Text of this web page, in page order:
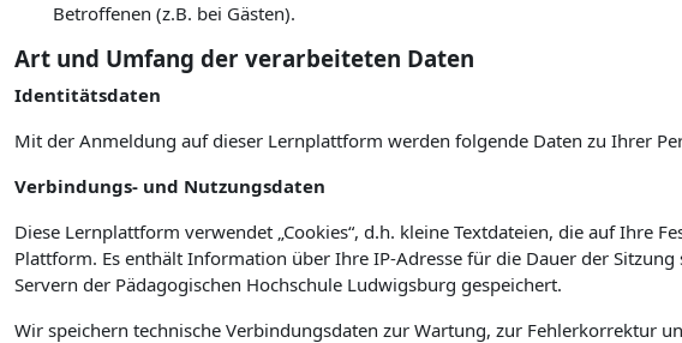
Betroffenen (z.B. bei Gästen).
Art und Umfang der verarbeiteten Daten
Identitätsdaten
Mit der Anmeldung auf dieser Lernplattform werden folgende Daten zu Ihrer
Verbindungs- und Nutzungsdaten
Diese Lernplattform verwendet „Cookies“, d.h. kleine Textdateien, die auf Ihre
Plattform. Es enthält Information über Ihre IP-Adresse für die Dauer der
Servern der Pädagogischen Hochschule Ludwigsburg gespeichert.
Wir speichern technische Verbindungsdaten zur Wartung, zur Fehlerkorrektur